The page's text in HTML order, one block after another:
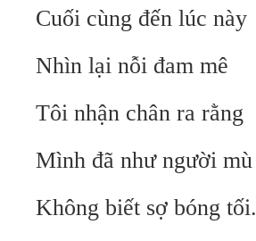
Cuối cùng đến lúc này
Nhìn lại nỗi đam mê
Tôi nhận chân ra rằng
Mình đã như người mù
Không biết sợ bóng tối.